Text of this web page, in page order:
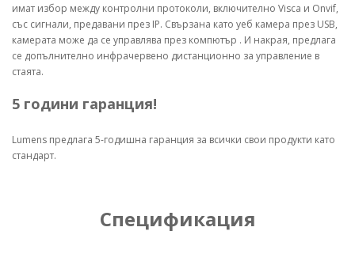
имат избор между контролни протоколи, включително Visca и Onvif,
със сигнали, предавани през IP. Свързана като уеб камера през USB,
камерата може да се управлява през компютър . И накрая, предлага
се допълнително инфрачервено дистанционно за управление в
стаята.
5 години гаранция!
Lumens предлага 5-годишна гаранция за всички свои продукти като
стандарт.
Спецификация